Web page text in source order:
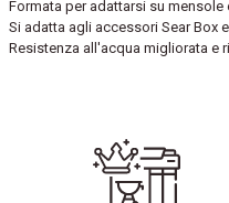
Formata per adattarsi su mensole
Si adatta agli accessori Sear Box
Resistenza all'acqua migliorata e